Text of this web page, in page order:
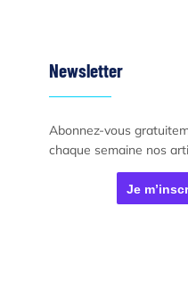
Newsletter
Abonnez-vous
chaque semaine nos
Je